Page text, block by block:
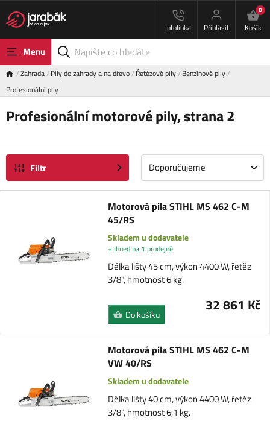
Infolinka Přihlásit
0
Košík
Menu
Zahrada Pily do zahrady a na dřevo Řetězové pily Benzínové pily
Profesionální pily
Profesionální motorové pily, strana 2
Filtr Doporučujeme
Motorová pila STIHL MS 462 C-M
45/RS
Skladem u dodavatele
+ ihned na 1 prodejně
Délka lišty 45 cm, výkon 4400 W, řetěz
3/8", hmotnost 6 kg.
32 861 Kč
Do košíku
Motorová pila STIHL MS 462 C-M
VW 40/RS
Skladem u dodavatele
Délka lišty 40 cm, výkon 4400 W, řetěz
3/8", hmotnost 6,1 kg.